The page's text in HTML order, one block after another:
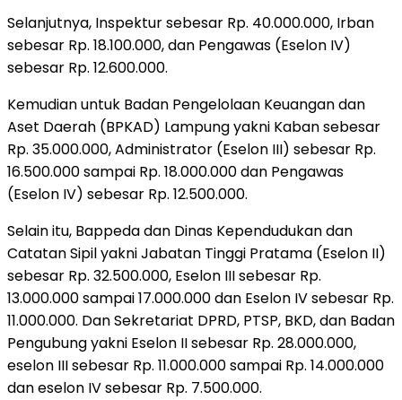
Selanjutnya, Inspektur sebesar Rp. 40.000.000, Irban
sebesar Rp. 18.100.000, dan Pengawas (Eselon IV)
sebesar Rp. 12.600.000.
Kemudian untuk Badan Pengelolaan Keuangan dan
Aset Daerah (BPKAD) Lampung yakni Kaban sebesar
Rp. 35.000.000, Administrator (Eselon III) sebesar Rp.
16.500.000 sampai Rp. 18.000.000 dan Pengawas
(Eselon IV) sebesar Rp. 12.500.000.
Selain itu, Bappeda dan Dinas Kependudukan dan
Catatan Sipil yakni Jabatan Tinggi Pratama (Eselon II)
sebesar Rp. 32.500.000, Eselon III sebesar Rp.
13.000.000 sampai 17.000.000 dan Eselon IV sebesar Rp.
11.000.000. Dan Sekretariat DPRD, PTSP, BKD, dan Badan
Pengubung yakni Eselon II sebesar Rp. 28.000.000,
eselon III sebesar Rp. 11.000.000 sampai Rp. 14.000.000
dan eselon IV sebesar Rp. 7.500.000.